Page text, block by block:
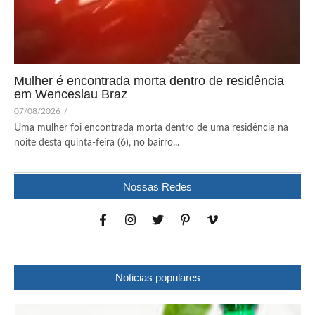
Mulher é encontrada morta dentro de residência
em Wenceslau Braz
07/08/2026 /
Uma mulher foi encontrada morta dentro de uma residência na
noite desta quinta-feira (6), no bairro...
Nossas Redes
Noticias populares